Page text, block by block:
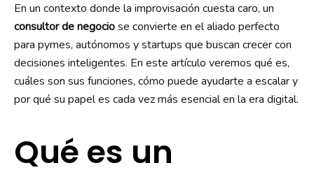
En un contexto donde la improvisación cuesta caro, un
consultor de negociose convierte en el aliado perfecto
para pymes, autónomos y startups que buscan crecer con
decisiones inteligentes. En este artículo veremos qué es,
cuáles son sus funciones, cómo puede ayudarte a escalar y
por qué su papel es cada vez más esencial en la era digital.
Qué es un